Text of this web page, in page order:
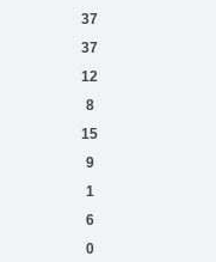
37
37
12
8
15
9
1
6
0